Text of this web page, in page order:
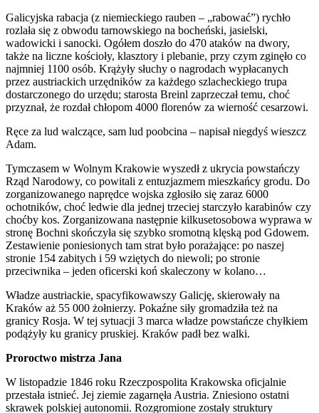
Galicyjska rabacja (z niemieckiego rauben – „rabować”) rychło
rozlała się z obwodu tarnowskiego na bocheński, jasielski,
wadowicki i sanocki. Ogółem doszło do 470 ataków na dwory,
także na liczne kościoły, klasztory i plebanie, przy czym zginęło co
najmniej 1100 osób. Krążyły słuchy o nagrodach wypłacanych
przez austriackich urzędników za każdego szlacheckiego trupa
dostarczonego do urzędu; starosta Breinl zaprzeczał temu, choć
przyznał, że rozdał chłopom 4000 florenów za wierność cesarzowi.
Ręce za lud walczące, sam lud poobcina – napisał niegdyś wieszcz
Adam.
Tymczasem w Wolnym Krakowie wyszedł z ukrycia powstańczy
Rząd Narodowy, co powitali z entuzjazmem mieszkańcy grodu. Do
zorganizowanego naprędce wojska zgłosiło się zaraz 6000
ochotników, choć ledwie dla jednej trzeciej starczyło karabinów czy
choćby kos. Zorganizowana następnie kilkusetosobowa wyprawa w
stronę Bochni skończyła się szybko sromotną klęską pod Gdowem.
Zestawienie poniesionych tam strat było porażające: po naszej
stronie 154 zabitych i 59 wziętych do niewoli; po stronie
przeciwnika – jeden oficerski koń skaleczony w kolano…
Władze austriackie, spacyfikowawszy Galicję, skierowały na
Kraków aż 55 000 żołnierzy. Pokaźne siły gromadziła też na
granicy Rosja. W tej sytuacji 3 marca władze powstańcze chyłkiem
podążyły ku granicy pruskiej. Kraków padł bez walki.
Proroctwo mistrza Jana
W listopadzie 1846 roku Rzeczpospolita Krakowska oficjalnie
przestała istnieć. Jej ziemie zagarnęła Austria. Zniesiono ostatni
skrawek polskiej autonomii. Rozgromione zostały struktury